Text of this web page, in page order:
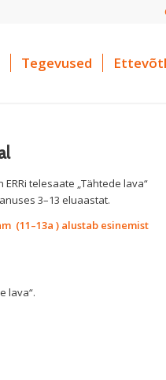
Tegevused
telesaate „Tähtede lava“
3–13 eluaastat.
(11–13a ) alustab esinemist
lava“.